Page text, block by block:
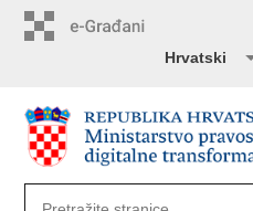
Hrvatski